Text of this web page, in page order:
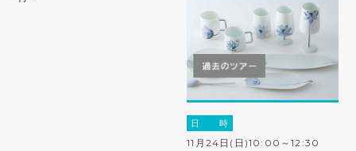
日 時
11月24日(日)10:00～12:30